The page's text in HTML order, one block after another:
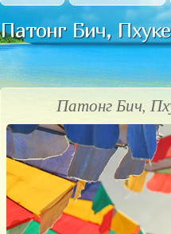
Патонг Бич,
Патонг Бич,